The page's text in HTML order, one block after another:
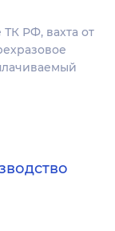
РФ, вахта от